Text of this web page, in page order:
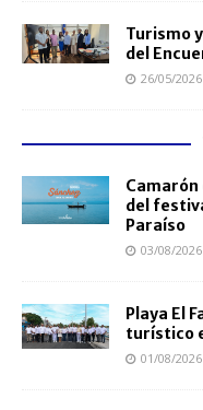
Turismo
del
26/05/2026
Camarón
del
Paraíso
03/08/2026
Playa El
turístico
01/08/2026